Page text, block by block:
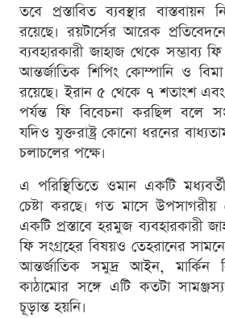
তবে প্রস্তাবিত ব্যবস্থার
রয়েছে। রয়টার্সের আরেক
ব্যবহারকারী জাহাজ থেকে সম্ভাব্য
আন্তর্জাতিক শিপিং কোম্পানি ও
রয়েছে। ইরান ৫ থেকে ৭ শতাংশ
পর্যন্ত ফি বিবেচনা করছিল বলে
যদিও যুক্তরাষ্ট্র কোনো ধরনের
চলাচলের পক্ষে।
এ পরিস্থিতিতে ওমান একটি
চেষ্টা করছে। গত মাসে
একটি প্রস্তাবে হরমুজ ব্যবহারকারী
ফি সংগ্রহের বিষয়ও তেহরানের
আন্তর্জাতিক সমুদ্র আইন, মার্কিন
কাঠামোর সঙ্গে এটি কতটা
চূড়ান্ত হয়নি।